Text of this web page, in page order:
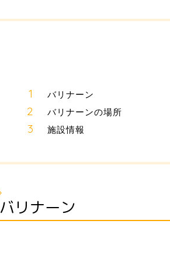
バリナーン
バリナーンの場所
施設情報
バリナーン